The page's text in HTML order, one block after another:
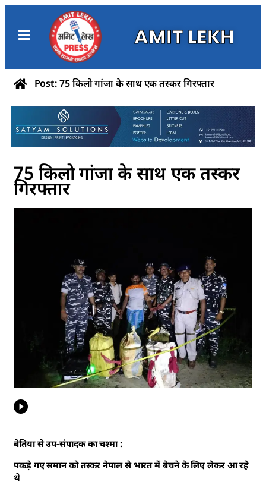
AMIT LEKH
Post: 75 किलो गांजा के साथ एक तस्कर गिरफ्तार
75 किलो गांजा के साथ एक तस्कर
गिरफ्तार
बेतिया से उप-संपादक का चश्मा :
पकड़े गए समान को तस्कर नेपाल से भारत में बेचने के लिए लेकर आ रहे
थे